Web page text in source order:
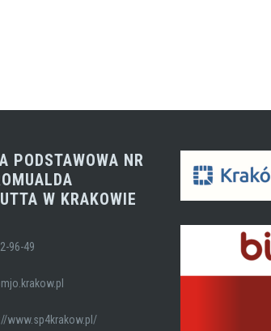
PODSTAWOWA NR
W KRAKOWIE
96-49
www.sp4krakow.pl/